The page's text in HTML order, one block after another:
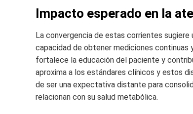
Impacto esperado en la
La convergencia de estas corrientes
capacidad de obtener mediciones continuas
fortalece la educación del paciente y
aproxima a los estándares clínicos y estos
de ser una expectativa distante para
relacionan con su salud metabólica.